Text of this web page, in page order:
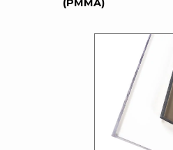
(PMMA)